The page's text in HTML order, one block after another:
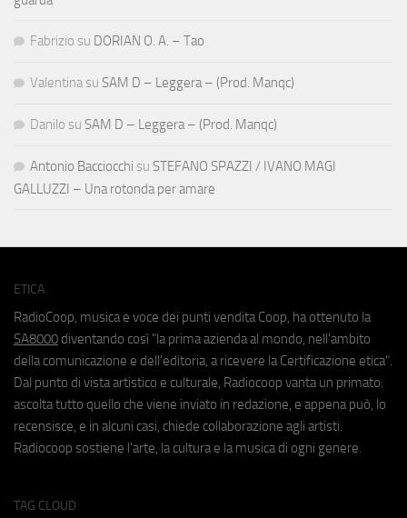
Fabrizio su DORIAN O. A. – Tao
Valentina su SAM D – Leggera – (Prod. Manqc)
Danilo su SAM D – Leggera – (Prod. Manqc)
Antonio Bacciocchi su STEFANO SPAZZI / IVANO MAGI
GALLUZZI – Una rotonda per amare
ETICA
RadioCoop, musica e voce dei punti vendita Coop, ha ottenuto la
SA8000 diventando così "la prima azienda al mondo, nell'ambito
della comunicazione e dell'editoria, a ricevere la Certificazione etica".
Dal punto di vista artistico e culturale, Radiocoop vanta un primato:
ascolta tutto quello che viene inviato in redazione, e appena può, lo
recensisce, e in alcuni casi, chiede collaborazione agli artisti.
Radiocoop sostiene l'arte, la cultura e la musica di ogni genere.
TAG CLOUD